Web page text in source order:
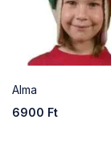
Alma
6900 Ft